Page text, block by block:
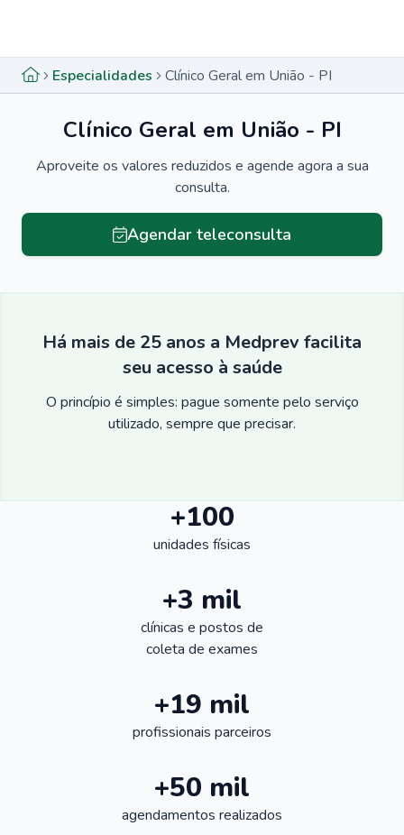
Especialidades Clínico Geral em União - PI
Clínico Geral em União - PI
Aproveite os valores reduzidos e agende agora a sua
consulta.
Agendar teleconsulta
Há mais de 25 anos a Medprev facilita
seu acesso à saúde
O princípio é simples: pague somente pelo serviço
utilizado, sempre que precisar.
+100
unidades físicas
+3 mil
clínicas e postos de
coleta de exames
+19 mil
profissionais parceiros
+50 mil
agendamentos realizados